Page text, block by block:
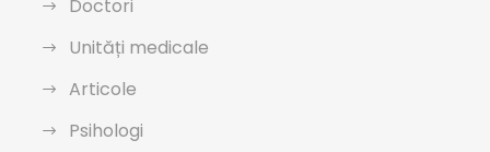
Doctori
Unități medicale
Articole
Psihologi